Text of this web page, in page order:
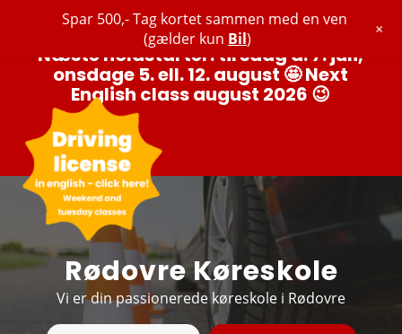
Næste holdstarter: tirsdag d. 7. juli,
onsdage 5. ell. 12. august 🤩 Next
English class august 2026 😉
Rødovre Køreskole
Vi er din passionerede køreskole i Rødovre
Spar 500,- Tag kortet sammen med en ven
(gælder kun Bil) +